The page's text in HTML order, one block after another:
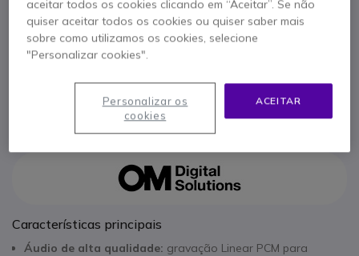
ORÇAMENTO EM 4 HORAS
2 anos de garantiado fabricante
Características principais
Áudio de alta qualidade: gravação Linear PCM para
aceitar todos os cookies clicando em “Aceitar”. Se não
quiser aceitar todos os cookies ou quiser saber mais
sobre como utilizamos os cookies, selecione
"Personalizar cookies".
ACEITAR
Personalizar os
cookies